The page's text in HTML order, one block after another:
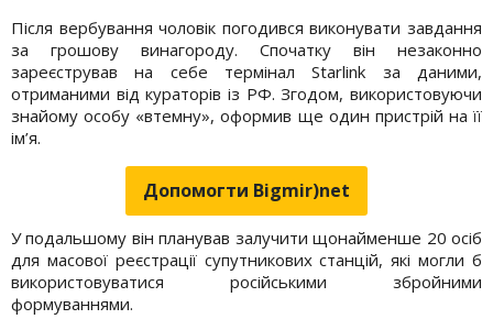
Після вербування чоловік погодився виконувати завдання
за грошову винагороду. Спочатку він незаконно
зареєстрував на себе термінал Starlink за даними,
отриманими від кураторів із РФ. Згодом, використовуючи
знайому особу «втемну», оформив ще один пристрій на її
ім’я.
Допомогти Bigmir)net
У подальшому він планував залучити щонайменше 20 осіб
для масової реєстрації супутникових станцій, які могли б
використовуватися російськими збройними
формуваннями.